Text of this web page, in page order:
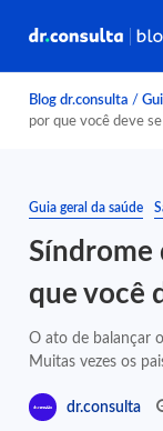
Blog dr.consulta /
por que você deve
Guia geral da saúde
Síndrome
que você
O ato de balançar
Muitas vezes os
dr.consulta